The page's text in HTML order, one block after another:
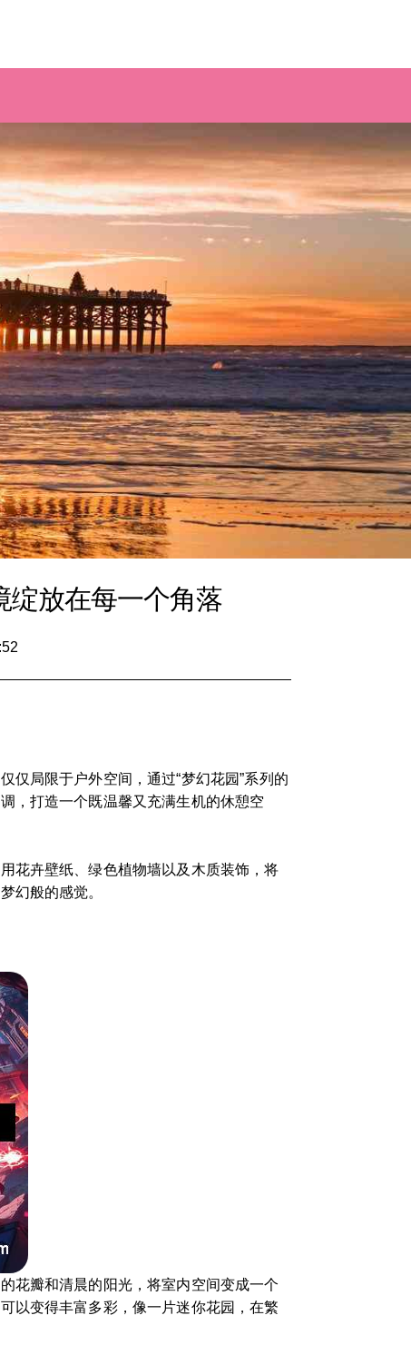
绽放在每一个角落
仅局限于户外空间，通过“梦幻花园”系列的
，打造一个既温馨又充满生机的休憩空
花卉壁纸、绿色植物墙以及木质装饰，将
幻般的感觉。
花瓣和清晨的阳光，将室内空间变成一个
以变得丰富多彩，像一片迷你花园，在繁